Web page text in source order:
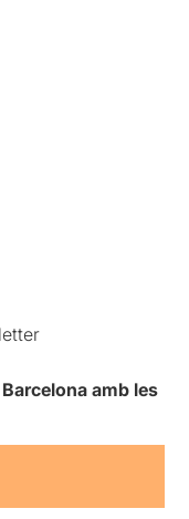
amb les